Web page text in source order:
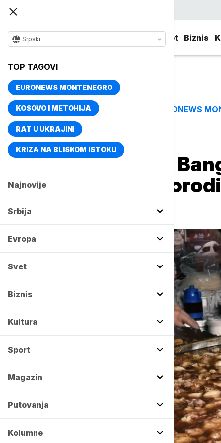
Svet Biznis
Srpski
TOP TAGOVI
EURONEWS MONTENEGRO
KOSOVO I METOHIJA
RAT U UKRAJINI
KRIZA NA BLISKOM ISTOKU
Najnovije
Srbija
Evropa
Svet
Biznis
Kultura
Sport
Magazin
Putovanja
Kolumne
TOP TAGOVI EURONEWS
Naslovna Magazin
"Večna supa" u
godine: Tajna
svet